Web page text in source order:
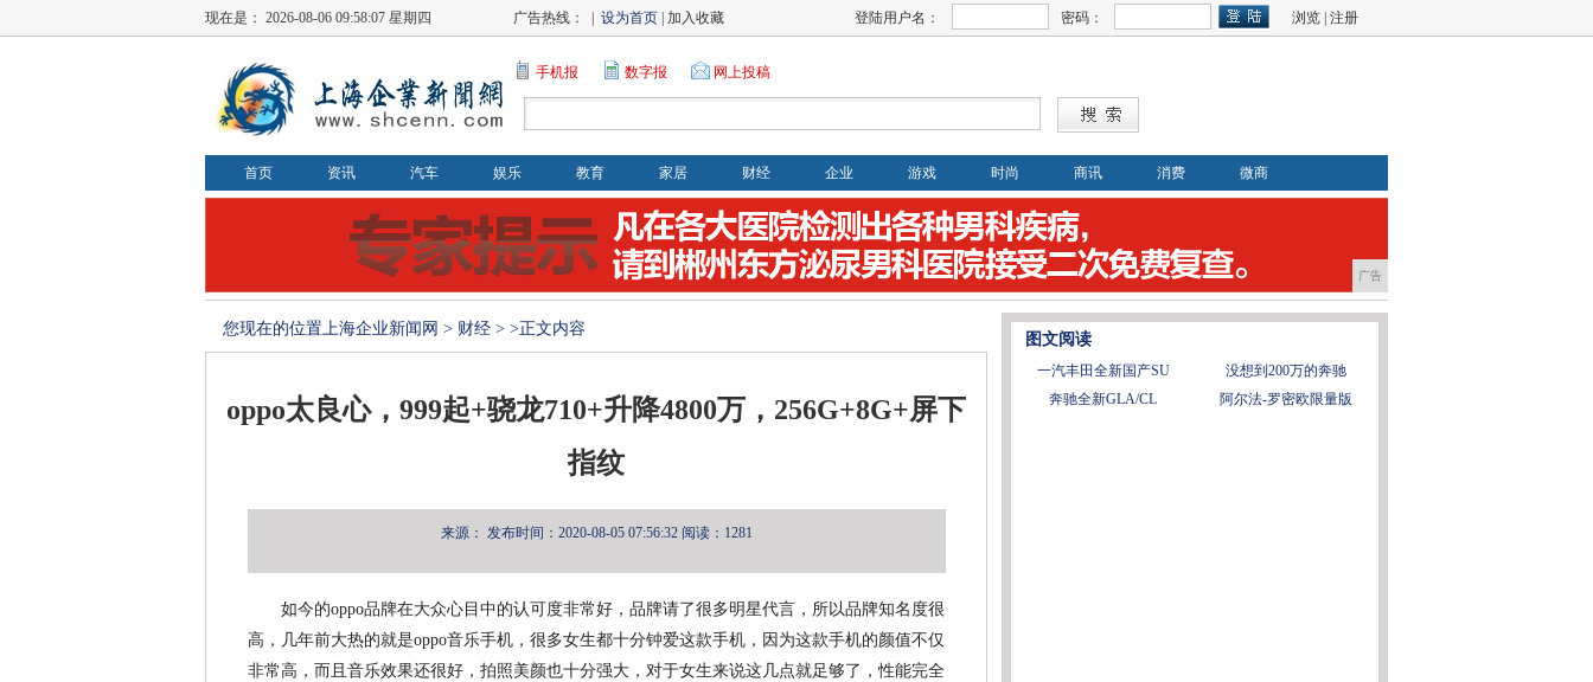
现在是： 2026-08-06 09:58:07 星期四 广告热线： | 设为首页 | 加入收藏 登陆用户名： 密码： 浏览 注册
手机报 数字报 网上投稿
首页 资讯 汽车 娱乐 教育 家居 财经 企业 游戏 时尚 商讯 消费 微商
广告
您现在的位置上海企业新闻网 > 财经 > >正文内容
oppo太良心，999起+骁龙710+升降4800万，256G+8G+屏下
指纹
来源： 发布时间：2020-08-05 07:56:32 阅读：1281
如今的oppo品牌在大众心目中的认可度非常好，品牌请了很多明星代言，所以品牌知名度很
高，几年前大热的就是oppo音乐手机，很多女生都十分钟爱这款手机，因为这款手机的颜值不仅
非常高，而且音乐效果还很好，拍照美颜也十分强大，对于女生来说这几点就足够了，性能完全
图文阅读
一汽丰田全新国产SU
没想到200万的奔驰
奔驰全新GLA/CL
阿尔法-罗密欧限量版